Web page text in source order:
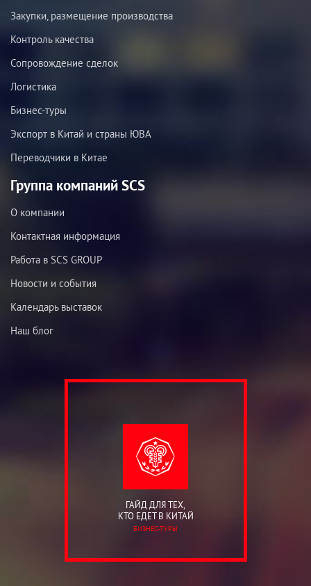
Закупки, размещение производства
Контроль качества
Сопровождение сделок
Логистика
Бизнес-туры
Экспорт в Китай и страны ЮВА
Переводчики в Китае
Группа компаний SCS
О компании
Контактная информация
Работа в SCS GROUP
Новости и события
Календарь выставок
Наш блог
ГАЙД ДЛЯ ТЕХ,
КТО ЕДЕТ В КИТАЙ
БИЗНЕС-ТУРЫ